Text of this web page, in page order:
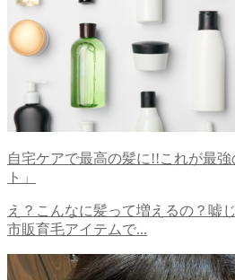
自宅ケアで最高の髪に!!これが最
ト」
え？こんなに髪って増えるの？嘘
市販育毛アイテムで...